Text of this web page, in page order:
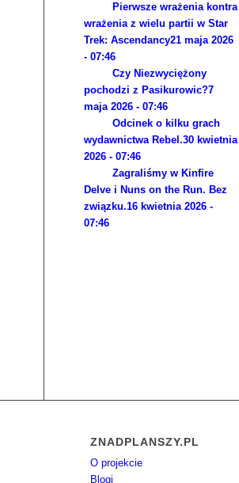
Pierwsze wrażenia kontra
wrażenia z wielu partii w Star
Trek: Ascendancy21 maja 2026
- 07:46
Czy Niezwyciężony
pochodzi z Pasikurowic?7
maja 2026 - 07:46
Odcinek o kilku grach
wydawnictwa Rebel.30 kwietnia
2026 - 07:46
Zagraliśmy w Kinfire
Delve i Nuns on the Run. Bez
związku.16 kwietnia 2026 -
07:46
ZNADPLANSZY.PL
O projekcie
Blogi